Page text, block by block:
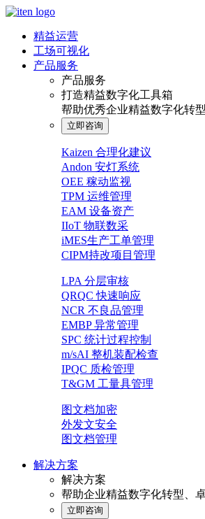
精益运营
工场可视化
产品服务
产品服务
打造精益数字化工具箱
帮助优秀企业精益数字化转
立即咨询
Kaizen 合理化建议
Andon 安灯系统
OEE 稼动监视
TPM 运维管理
EAM 设备资产
IIoT 物联数采
iMES生产工单管理
CIPM持改项目管理
LPA 分层审核
QRQC 快速响应
NCR 不良品管理
EMBP 异常管理
SPC 统计过程控制
m/sAI 整机装配检查
IPQC 质检管理
T&GM 工量具管理
图文档加密
外发文安全
图文档管理
解决方案
解决方案
帮助企业精益数字化转型、
立即咨询